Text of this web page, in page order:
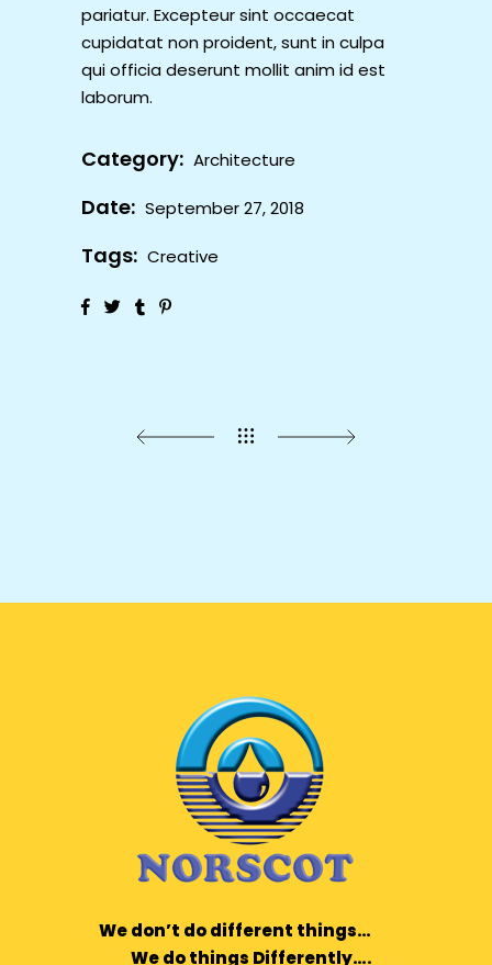
pariatur. Excepteur sint occaecat
cupidatat non proident, sunt in culpa
qui officia deserunt mollit anim id est
laborum.
Category: Architecture
Date: September 27, 2018
Tags: Creative
We don’t do different things…
We do things Differently….